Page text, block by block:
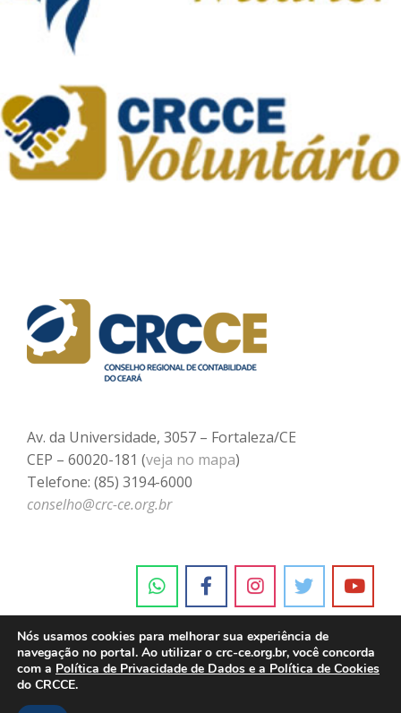
Av. da Universidade, 3057 – Fortaleza/CE
CEP – 60020-181 (veja no mapa)
Telefone: (85) 3194-6000
conselho@crc-ce.org.br
Nós usamos cookies para melhorar sua experiência de
navegação no portal. Ao utilizar o crc-ce.org.br, você concorda
com a Política de Privacidade de Dados e a Política de Cookies
do CRCCE.